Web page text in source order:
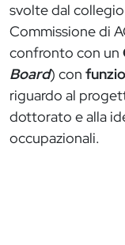
svolte dal
Commissione di
confronto con un
Board) con
riguardo al
dottorato e alla
occupazionali.